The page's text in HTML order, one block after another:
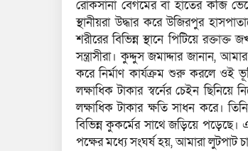
রোকসানা বেগমের বা হাতের কব্জি
স্থানীয়রা উদ্ধার করে উজিরপুর
শরীরের বিভিন্ন স্থানে পিটিয়ে
সন্ত্রাসীরা। কুদ্দুস জমাদ্দার জানান,
করে নির্মাণ কার্যক্রম শুরু করলে ওই
লক্ষাধিক টাকার স্বর্নের চেইন
লক্ষাধিক টাকার ক্ষতি সাধন করে।
বিভিন্ন কুকর্মের সাথে জড়িয়ে
পক্ষের মধ্যে সংঘর্ষ হয়, আমারা লুটপাট